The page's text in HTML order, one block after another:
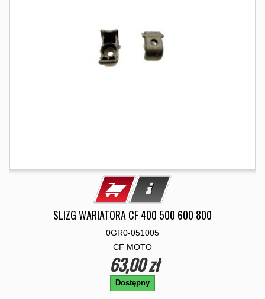
SLIZG WARIATORA CF 400 500 600 800
0GR0-051005
CF MOTO
63,00 zł
Dostępny